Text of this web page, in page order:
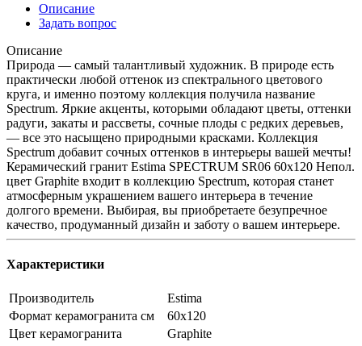
Описание
Задать вопрос
Описание
Природа — самый талантливый художник. В природе есть
практически любой оттенок из спектрального цветового
круга, и именно поэтому коллекция получила название
Spectrum. Яркие акценты, которыми обладают цветы, оттенки
радуги, закаты и рассветы, сочные плоды с редких деревьев,
— все это насыщено природными красками. Коллекция
Spectrum добавит сочных оттенков в интерьеры вашей мечты!
Керамический гранит Estima SPECTRUM SR06 60x120 Непол.
цвет Graphite входит в коллекцию Spectrum, которая станет
атмосферным украшением вашего интерьера в течение
долгого времени. Выбирая, вы приобретаете безупречное
качество, продуманный дизайн и заботу о вашем интерьере.
Характеристики
Производитель
Estima
Формат керамогранита см
60х120
Цвет керамогранита
Graphite